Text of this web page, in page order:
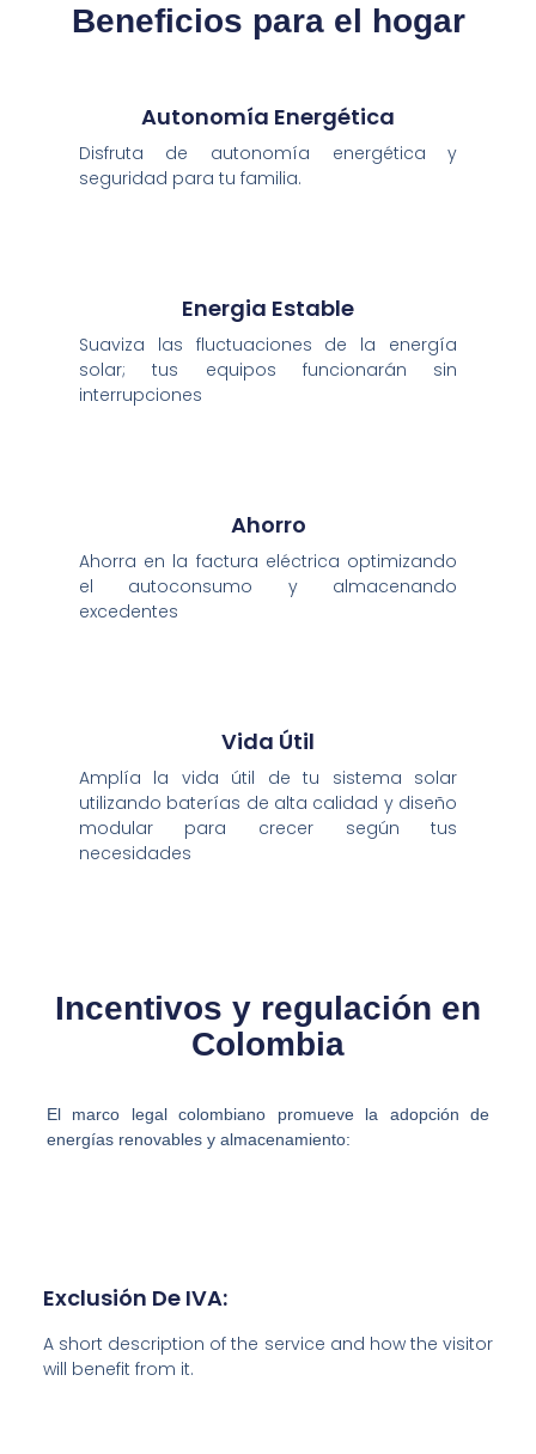
Beneficios para el hogar
Autonomía Energética
Disfruta de autonomía energética y
seguridad para tu familia.
Energia Estable
Suaviza las fluctuaciones de la energía
solar; tus equipos funcionarán sin
interrupciones
Ahorro
Ahorra en la factura eléctrica optimizando
el autoconsumo y almacenando
excedentes
Vida Útil
Amplía la vida útil de tu sistema solar
utilizando baterías de alta calidad y diseño
modular para crecer según tus
necesidades
Incentivos y regulación en
Colombia
El marco legal colombiano promueve la adopción de
energías renovables y almacenamiento:
Exclusión De IVA:
A short description of the service and how the visitor
will benefit from it.